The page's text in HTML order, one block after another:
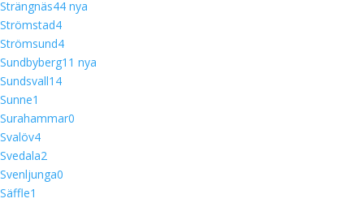
Strängnäs44 nya
Strömstad4
Strömsund4
Sundbyberg1 1 nya
Sundsvall14
Sunne1
Surahammar0
Svalöv4
Svedala2
Svenljunga0
Säffle1